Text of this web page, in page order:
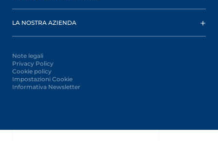
LA NOSTRA AZIENDA
Note legali
Privacy Policy
Cookie policy
Impostazioni Cookie
Informativa Newsletter